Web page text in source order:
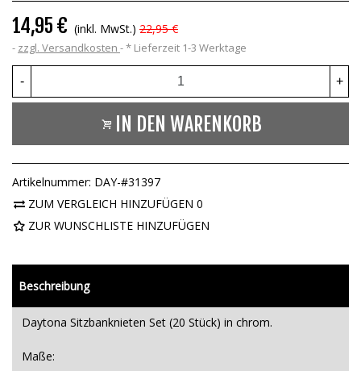
14,95 € (inkl. MwSt.) 22,95 €
zzgl. Versandkosten * Lieferzeit 1-3 Werktage
- +
IN DEN WARENKORB
Artikelnummer: DAY-#31397
ZUM VERGLEICH HINZUFÜGEN 0
ZUR WUNSCHLISTE HINZUFÜGEN
Beschreibung
Daytona Sitzbanknieten Set (20 Stück) in chrom.
Maße: